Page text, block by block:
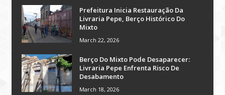
Prefeitura Inicia Restauração Da
Livraria Pepe, Berço Histórico Do
Mixto
March 22, 2026
Berço Do Mixto Pode Desaparecer:
Livraria Pepe Enfrenta Risco De
Desabamento
March 18, 2026